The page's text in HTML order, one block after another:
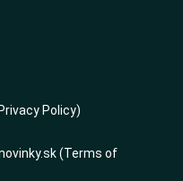
Policy)
(Terms of